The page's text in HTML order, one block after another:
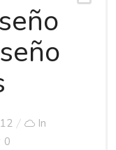
In
0